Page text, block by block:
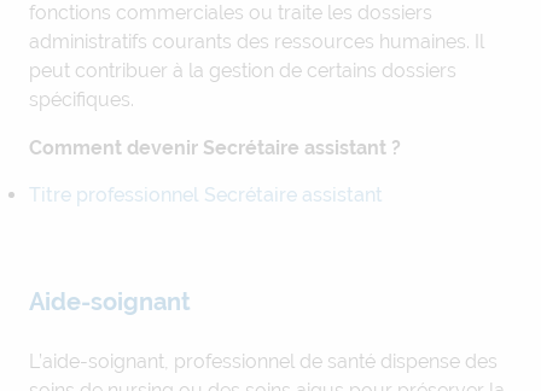
fonctions commerciales ou traite les dossiers
administratifs courants des ressources humaines. Il
peut contribuer à la gestion de certains dossiers
spécifiques.
Comment devenir Secrétaire assistant ?
Titre professionnel Secrétaire assistant
Aide-soignant
L’aide-soignant, professionnel de santé dispense des